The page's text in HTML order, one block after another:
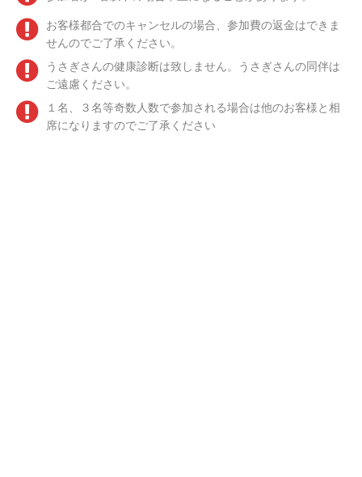
お客様都合でのキャンセルの場合、参加費の返金はできま
せんのでご了承ください。
うさぎさんの健康診断は致しません。うさぎさんの同伴は
ご遠慮ください。
１名、３名等奇数人数で参加される場合は他のお客様と相
席になりますのでご了承ください